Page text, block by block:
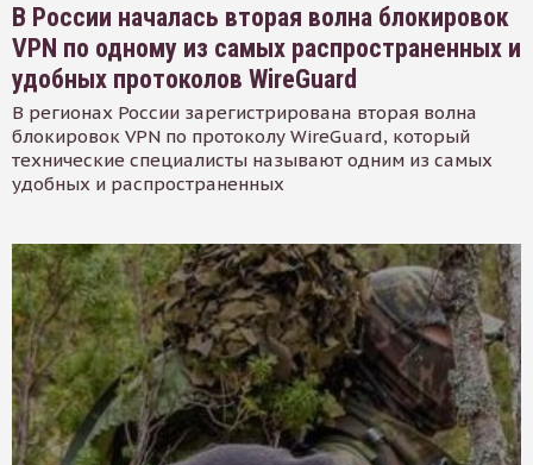
В России началась вторая волна блокировок
VPN по одному из самых распространенных и
удобных протоколов WireGuard
В регионах России зарегистрирована вторая волна
блокировок VPN по протоколу WireGuard, который
технические специалисты называют одним из самых
удобных и распространенных